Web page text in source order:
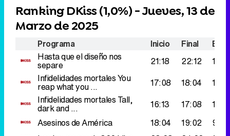
Ranking DKiss (1,0%) - Jueves, 13 de
Marzo de 2025
Programa Inicio Final
Hasta que el diseño nos
separe 21:18 22:12
Infidelidades mortalesYou
reap what you ... 17:08 18:04
Infidelidades mortales Tall,
dark and ... 16:13 17:08
Asesinos de América
18:04 19:02